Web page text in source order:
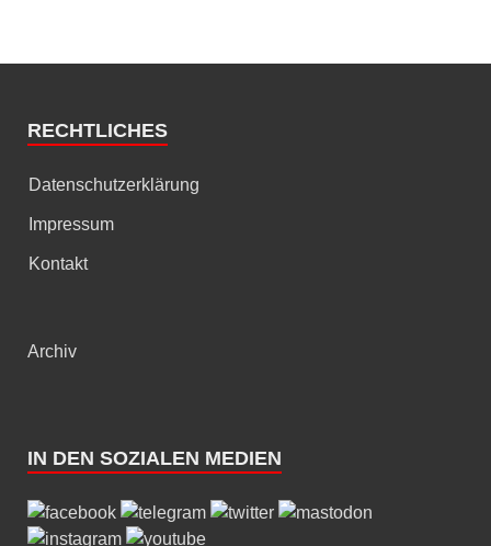
RECHTLICHES
Datenschutzerklärung
Impressum
Kontakt
Archiv
IN DEN SOZIALEN MEDIEN